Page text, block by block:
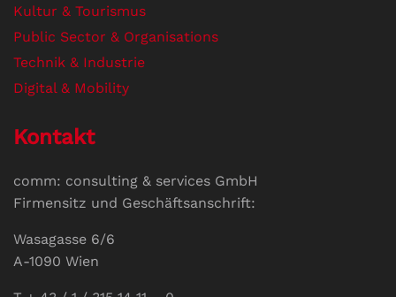
Kultur & Tourismus
Public Sector & Organisations
Technik & Industrie
Digital & Mobility
Kontakt
comm: consulting & services GmbH
Firmensitz und Geschäftsanschrift:
Wasagasse 6/6
A-1090 Wien